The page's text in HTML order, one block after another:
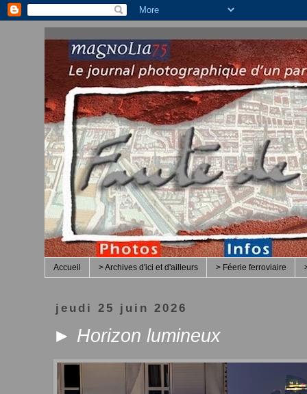
Accueil > Archives d'ici et d'ailleurs > Féerie ferroviaire
jeudi 25 juin 2026
► Horizon lumineux